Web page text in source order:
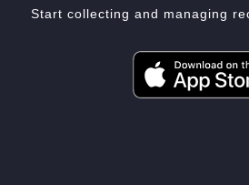
Start collecting and managing